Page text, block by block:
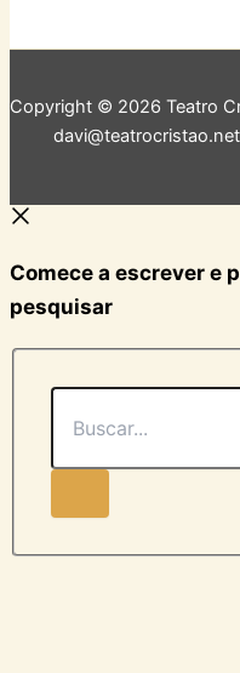
Copyright © 2026 Teatro
davi@teatrocristao.net
Comece a escrever e
pesquisar
Buscar...